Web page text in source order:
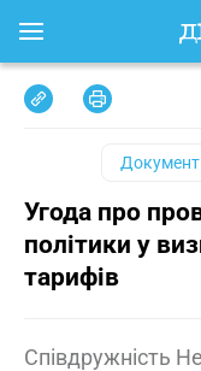
Документ
Угода про
політики у
тарифів
Співдружність